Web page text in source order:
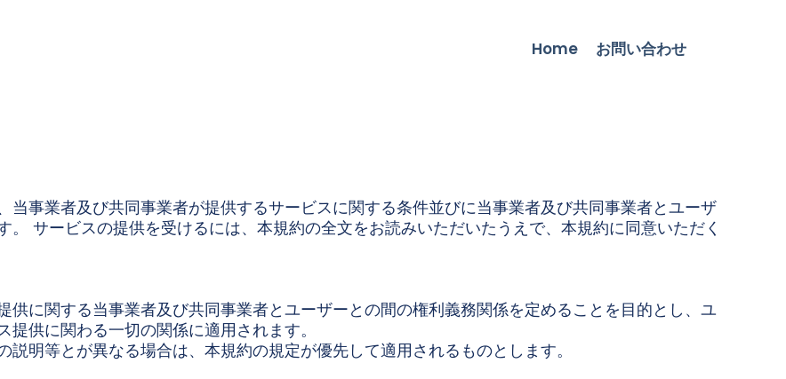
Home お問い合わせ
事業者及び共同事業者が提供するサービスに関する条件並びに当事業者及び共同事業者とユーザ
サービスの提供を受けるには、本規約の全文をお読みいただいたうえで、本規約に同意いただく
に関する当事業者及び共同事業者とユーザーとの間の権利義務関係を定めることを目的とし、ユ
供に関わる一切の関係に適用されます。
明等とが異なる場合は、本規約の規定が優先して適用されるものとします。